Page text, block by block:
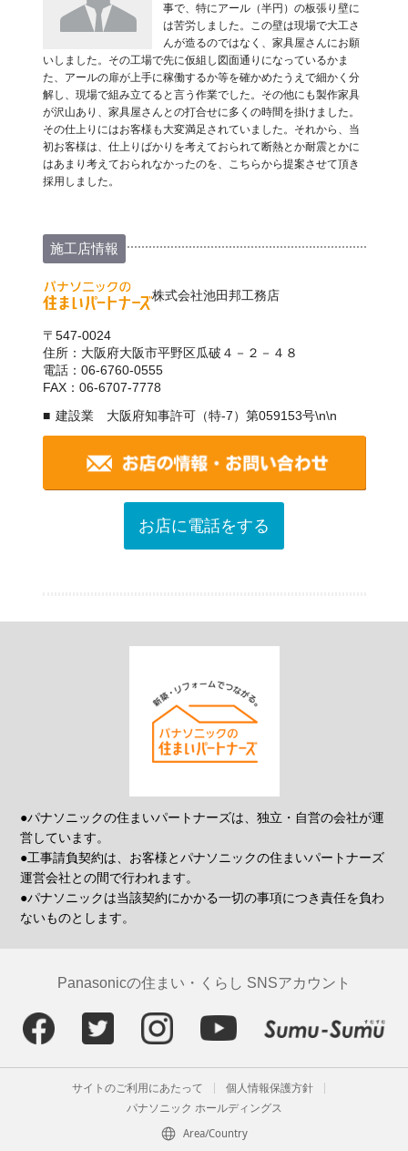
事で、特にアール（半円）の板張り壁に
は苦労しました。この壁は現場で大工さ
んが造るのではなく、家具屋さんにお願
いしました。その工場で先に仮組し図面通りになっているかま
た、アールの扉が上手に稼働するか等を確かめたうえで細かく分
解し、現場で組み立てると言う作業でした。その他にも製作家具
が沢山あり、家具屋さんとの打合せに多くの時間を掛けました。
その仕上りにはお客様も大変満足されていました。それから、当
初お客様は、仕上りばかりを考えておられて断熱とか耐震とかに
はあまり考えておられなかったのを、こちらから提案させて頂き
採用しました。
施工店情報
株式会社池田邦工務店
〒547-0024
住所：大阪府大阪市平野区瓜破４－２－４８
電話：06-6760-0555
FAX：06-6707-7778
建設業 大阪府知事許可（特-7）第059153号\n\n
お店に電話をする
●パナソニックの住まいパートナーズは、独立・自営の会社が運
営しています。
●工事請負契約は、お客様とパナソニックの住まいパートナーズ
運営会社との間で行われます。
●パナソニックは当該契約にかかる一切の事項につき責任を負わ
ないものとします。
Panasonicの住まい・くらし SNSアカウント
サイトのご利用にあたって
個人情報保護方針
パナソニック ホールディングス
Area/Country